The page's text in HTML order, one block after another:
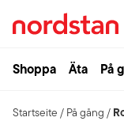
Shoppa Äta På
Startseite / På gång /